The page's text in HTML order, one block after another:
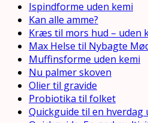
Ispindforme uden kemi
Kan alle amme?
Kræs til mors hud – uden
Max Helse til Nybagte
Muffinsforme uden kemi
Nu palmer skoven
Olier til gravide
Probiotika til folket
Quickguide til en